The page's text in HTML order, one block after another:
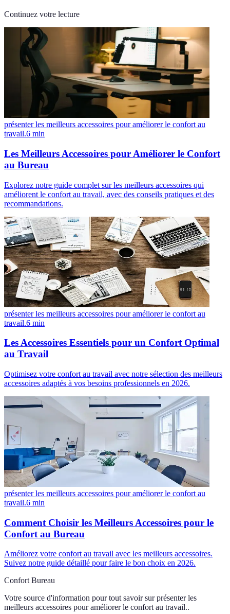
Continuez votre lecture
présenter les meilleurs accessoires pour améliorer le confort au
travail.6 min
Les Meilleurs Accessoires pour Améliorer le Confort
au Bureau
Explorez notre guide complet sur les meilleurs accessoires qui
améliorent le confort au travail, avec des conseils pratiques et des
recommandations.
présenter les meilleurs accessoires pour améliorer le confort au
travail.6 min
Les Accessoires Essentiels pour un Confort Optimal
au Travail
Optimisez votre confort au travail avec notre sélection des meilleurs
accessoires adaptés à vos besoins professionnels en 2026.
présenter les meilleurs accessoires pour améliorer le confort au
travail.6 min
Comment Choisir les Meilleurs Accessoires pour le
Confort au Bureau
Améliorez votre confort au travail avec les meilleurs accessoires.
Suivez notre guide détaillé pour faire le bon choix en 2026.
Confort Bureau
Votre source d'information pour tout savoir sur présenter les
meilleurs accessoires pour améliorer le confort au travail..